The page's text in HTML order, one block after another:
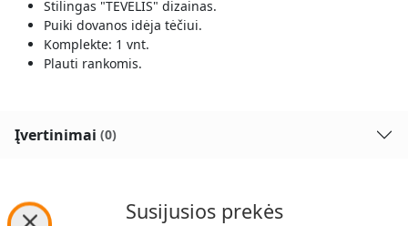
Stilingas "TĖVELIS" dizainas.
Puiki dovanos idėja tėčiui.
Komplekte: 1 vnt.
Plauti rankomis.
Įvertinimai (0)
Susijusios prekės